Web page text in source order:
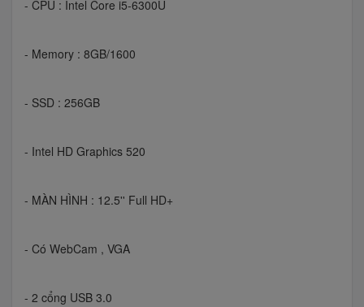
- CPU : Intel Core i5-6300U
- Memory : 8GB/1600
- SSD : 256GB
- Intel HD Graphics 520
- MÀN HÌNH : 12.5'' Full HD+
- Có WebCam , VGA
- 2 cổng USB 3.0